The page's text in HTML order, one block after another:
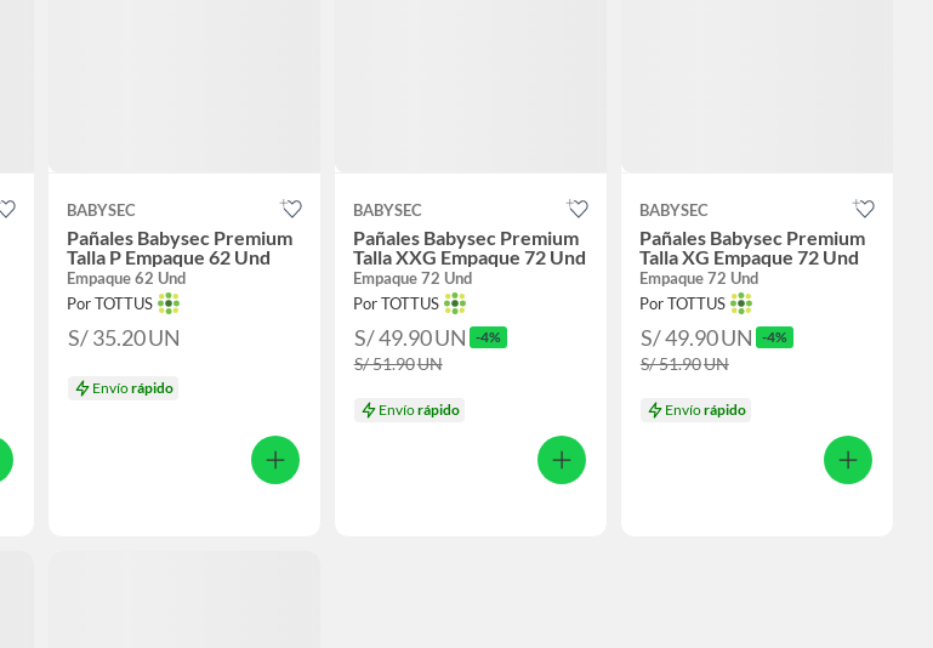
BABYSEC
Pañales Babysec Premium
Talla P Empaque 62 Und
Empaque 62 Und
Por TOTTUS
S/ 35.20UN
Envíorápido
BABYSEC
Pañales Babysec Premium
Talla XXG Empaque 72 Und
Empaque 72 Und
Por TOTTUS
S/ 49.90UN -4%
S/ 51.90UN
Envíorápido
BABYSEC
Pañales Babysec Premium
Talla XG Empaque 72 Und
Empaque 72 Und
Por TOTTUS
S/ 49.90UN -4%
S/ 51.90UN
Envíorápido